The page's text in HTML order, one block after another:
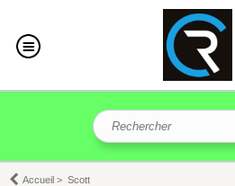
Accueil > Scott